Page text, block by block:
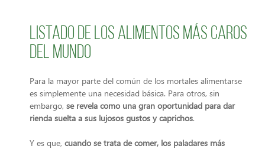
Listado de los alimentos más caros
del mundo
Para la mayor parte del común de los mortales alimentarse
es simplemente una necesidad básica. Para otros, sin
embargo, se revela como una gran oportunidad para dar
rienda suelta a sus lujosos gustos y caprichos.
Y es que, cuando se trata de comer, los paladares más